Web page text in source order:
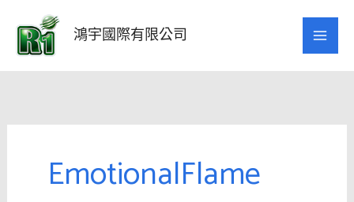
要
鴻宇國際有限公司
EmotionalFlame